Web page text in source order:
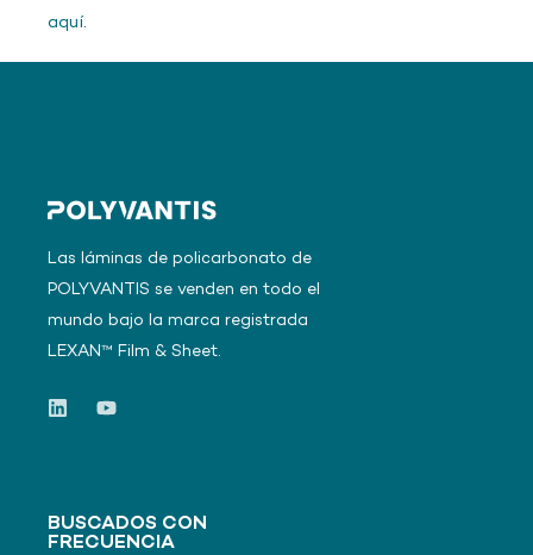
aquí.
Las láminas de policarbonato de
POLYVANTIS se venden en todo el
mundo bajo la marca registrada
LEXAN™ Film & Sheet.
BUSCADOS CON
FRECUENCIA